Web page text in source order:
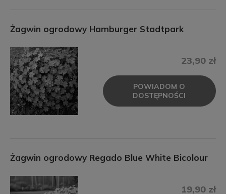
Żagwin ogrodowy Hamburger Stadtpark
23,90 zł
POWIADOM O
DOSTĘPNOŚCI
Żagwin ogrodowy Regado Blue White Bicolour
19,90 zł